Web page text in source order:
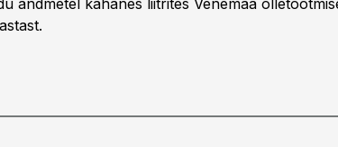
andmetel kahanes liitrites Venemaa